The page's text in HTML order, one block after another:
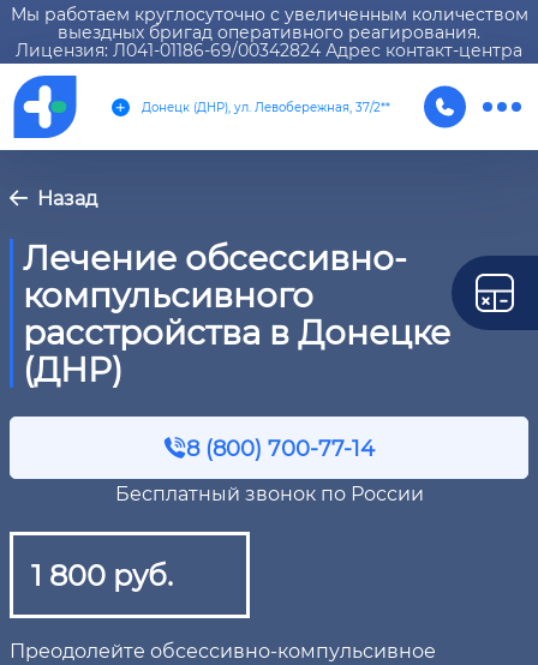
Мы работаем круглосуточно с увеличенным количеством
выездных бригад оперативного реагирования.
Лицензия: Л041-01186-69/00342824 Адрес контакт-центра
Донецк (ДНР), ул. Левобережная, 37/2**
Назад
Лечение обсессивно-
компульсивного
расстройства в Донецке
(ДНР)
8 (800) 700-77-14
Бесплатный звонок по России
1 800 руб.
Преодолейте обсессивно-компульсивное